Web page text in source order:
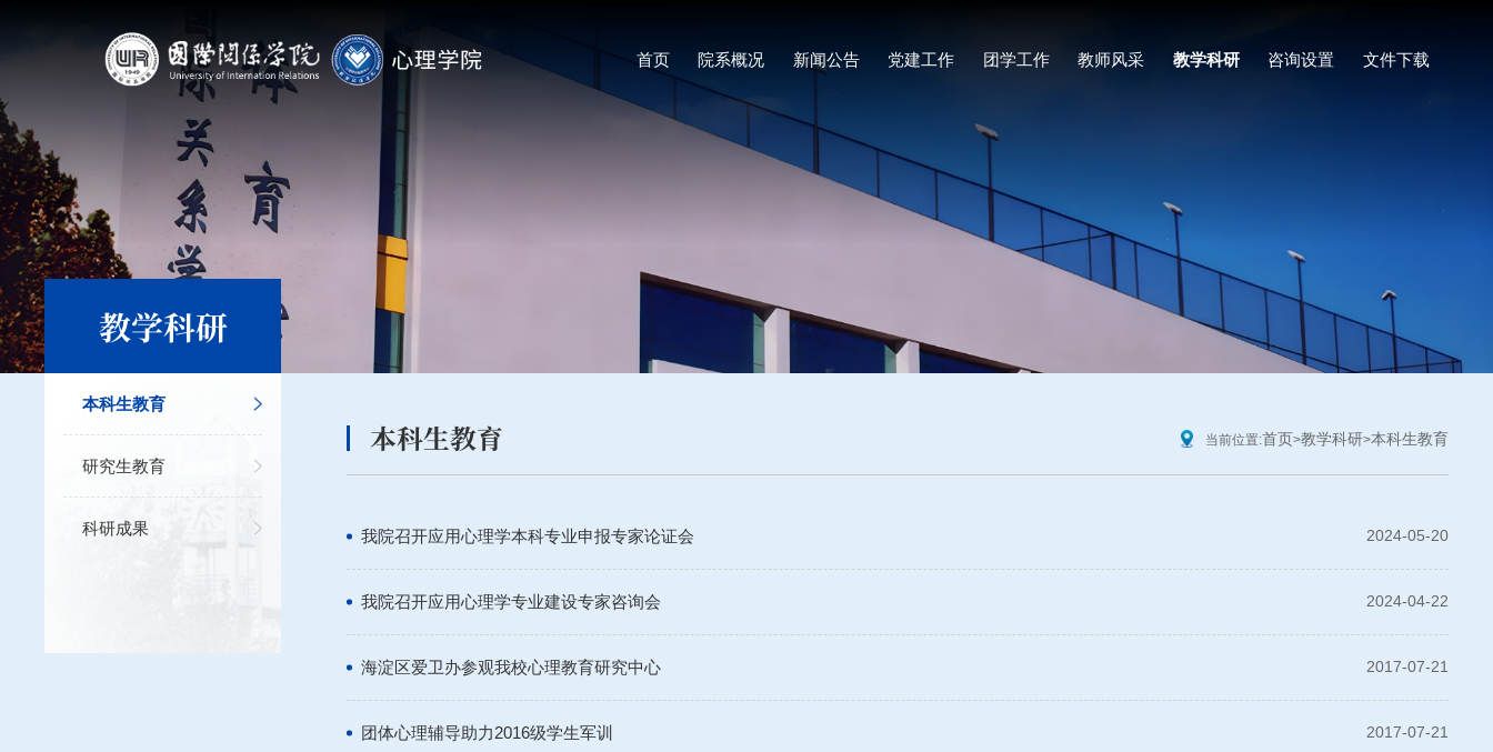
首页 院系概况 新闻公告 党建工作 团学工作 教师风采 教学科研 咨询设置 文件下载
教学科研
本科生教育
研究生教育
科研成果
本科生教育 当前位置:首页 >教学科研>本科生教育
我院召开应用心理学本科专业申报专家论证会 2024-05-20
我院召开应用心理学专业建设专家咨询会 2024-04-22
海淀区爱卫办参观我校心理教育研究中心 2017-07-21
团体心理辅导助力2016级学生军训 2017-07-21